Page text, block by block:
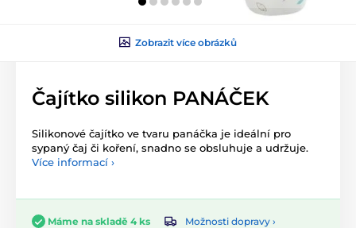
Zobrazit více obrázků
Čajítko silikon PANÁČEK
Silikonové čajítko ve tvaru panáčka je ideální pro
sypaný čaj či koření, snadno se obsluhuje a udržuje.
Více informací ›
Máme na skladě 4 ks
Možnosti dopravy ›